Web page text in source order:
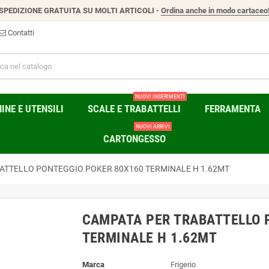
GRATUITA SU MOLTI ARTICOLI - Ordina anche in modo
Contatti
E UTENSILI SCALE E TRABATTELLI
NUOVI INSERIMENTI
FERRAMENTA
CARTONGESSO
NUOVI ARRIVI
PONTEGGIO POKER 80X160 TERMINALE H 1.62MT
CAMPATA PER TRABATTELLO
TERMINALE H 1.62MT
Marca
Frigerio